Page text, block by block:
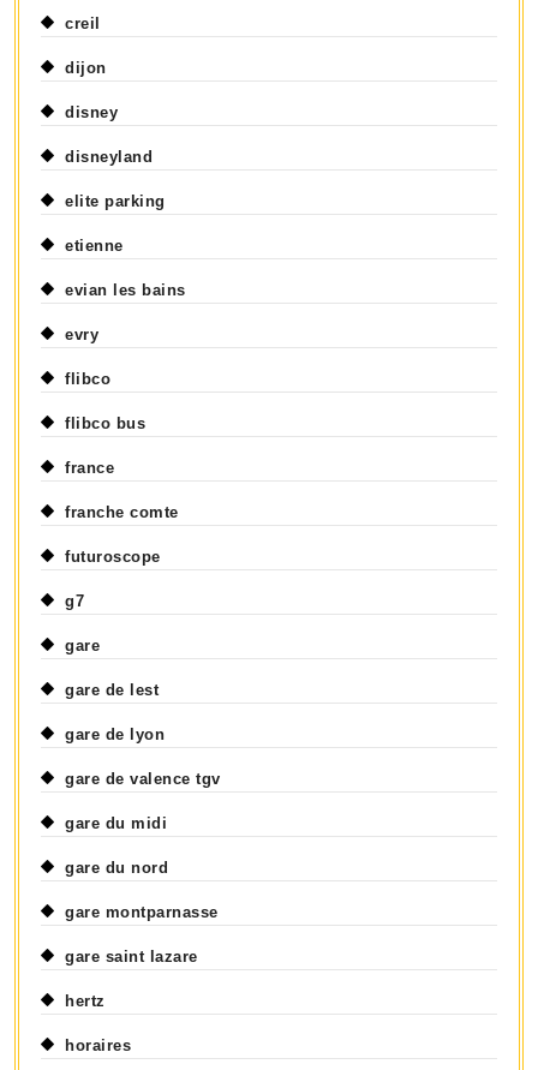
creil
dijon
disney
disneyland
elite parking
etienne
evian les bains
evry
flibco
flibco bus
france
franche comte
futuroscope
g7
gare
gare de lest
gare de lyon
gare de valence tgv
gare du midi
gare du nord
gare montparnasse
gare saint lazare
hertz
horaires